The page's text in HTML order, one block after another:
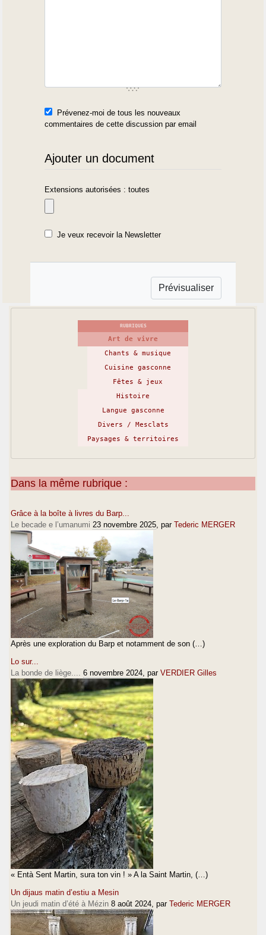
Prévenez-moi de tous les nouveaux
commentaires de cette discussion par email
Ajouter un document
Extensions autorisées : toutes
Je veux recevoir la Newsletter
RUBRIQUES
Art de vivre
Chants & musique
Cuisine gasconne
Fêtes & jeux
Histoire
Langue gasconne
Divers / Mesclats
Paysages & territoires
Dans la même rubrique :
Grâce à la boîte à livres du Barp...
Le becade e l’umanumi 23 novembre 2025 , par Tederic MERGER
Après une exploration du Barp et notamment de son (…)
Lo sur...
La bonde de liège....
6 novembre 2024 , par VERDIER Gilles
« Entà Sent Martin, sura ton vin ! » A la Saint Martin, (…)
Un dijaus matin d’estiu a Mesin
Un jeudi matin d’été à Mézin 8 août 2024 , par Tederic MERGER